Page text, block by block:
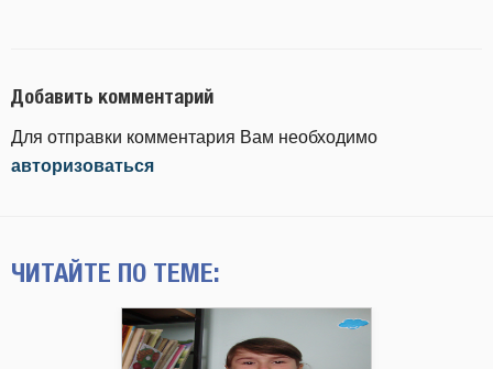
Добавить комментарий
Для отправки комментария Вам необходимо
авторизоваться
ЧИТАЙТЕ ПО ТЕМЕ: